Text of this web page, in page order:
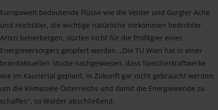
Europaweit bedeutende Flüsse wie die Venter und Gurgler Ache
und Hochtäler, die wichtige natürliche Vorkommen bedrohter
Arten beherbergen, dürfen nicht für die Profitgier eines
Energieversorgers geopfert werden. „Die TU Wien hat in einer
brandaktuellen Studie nachgewiesen, dass Speicherkraftwerke
wie im Kaunertal geplant, in Zukunft gar nicht gebraucht werden,
um die Klimaziele Österreichs und damit die Energiewende zu
schaffen“, so Walder abschließend.